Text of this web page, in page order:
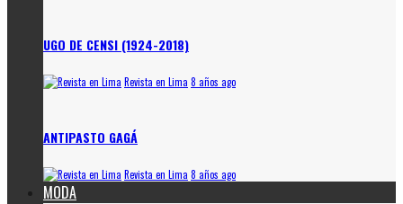
UGO DE CENSI (1924-2018)
Revista en Lima 8 años ago
ANTIPASTO GAGÁ
Revista en Lima 8 años ago
MODA